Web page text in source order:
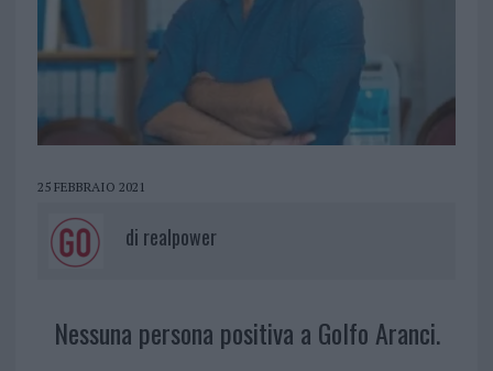
25 FEBBRAIO 2021
di realpower
Nessuna persona positiva a Golfo Aranci.